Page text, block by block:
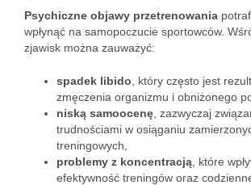
Psychiczne objawy przetrenowania
wpłynąć na samopoczucie sportowców.
zjawisk można zauważyć:
spadek libido , który często jest
zmęczenia organizmu i obniżonego
niską samoocenę , zazwyczaj
trudnościami w osiąganiu
treningowych,
problemy z koncentracją , które
efektywność treningów oraz